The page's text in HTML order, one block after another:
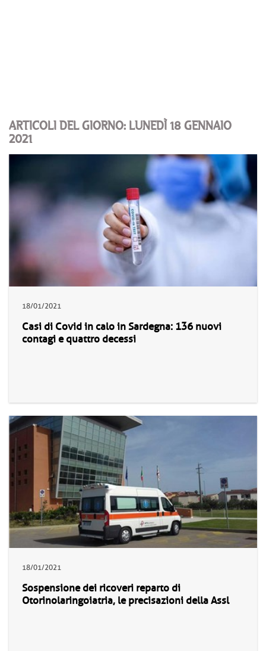
ARTICOLI DEL GIORNO: LUNEDÌ 18 GENNAIO
2021
18/01/2021
Casi di Covid in calo in Sardegna: 136 nuovi
contagi e quattro decessi
18/01/2021
Sospensione dei ricoveri reparto di
Otorinolaringoiatria, le precisazioni della Assl